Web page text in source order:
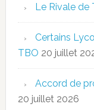
Le Rivale de
Certains
TBO 20 juillet
Accord de
20 juillet 2026